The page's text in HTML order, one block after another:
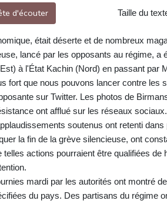
d'écouter Taille du
était déserte et de nombreux
lancé par les opposants au régime, a
à l'État Kachin (Nord) en passant par
fort que nous pouvons lancer contre les
sur Twitter. Les photos de
ont afflué sur les réseaux sociaux.
soutenus ont retenti
la fin de la grève silencieuse, ont
telles actions pourraient être qualifiées
mardi par les autorités ont montré
du pays. Des partisans du régime